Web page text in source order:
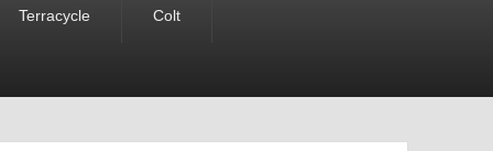
Terracycle Colt